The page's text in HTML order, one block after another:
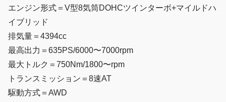
エンジン形式＝V型8気筒DOHCツインターボ+マイルドハ
イブリッド
排気量＝4394cc
最高出力＝635PS/6000〜7000rpm
最大トルク＝750Nm/1800〜rpm
トランスミッション＝8速AT
駆動方式＝AWD